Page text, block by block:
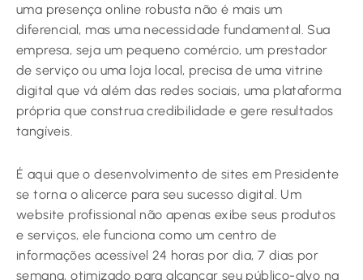
uma presença online robusta não é mais um
diferencial, mas uma necessidade fundamental. Sua
empresa, seja um pequeno comércio, um prestador
de serviço ou uma loja local, precisa de uma vitrine
digital que vá além das redes sociais, uma plataforma
própria que construa credibilidade e gere resultados
tangíveis.
É aqui que o desenvolvimento de sites em Presidente
se torna o alicerce para seu sucesso digital. Um
website profissional não apenas exibe seus produtos
e serviços, ele funciona como um centro de
informações acessível 24 horas por dia, 7 dias por
semana, otimizado para alcançar seu público-alvo na